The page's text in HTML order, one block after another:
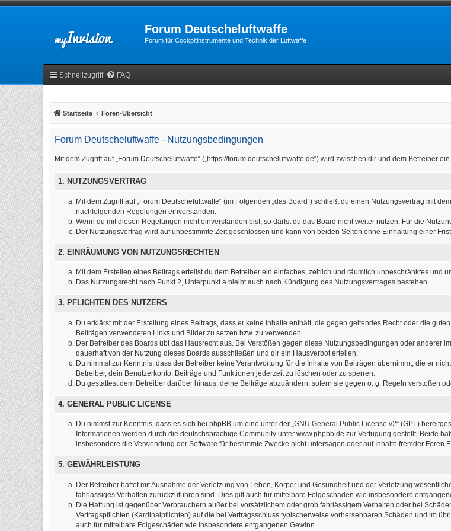
Forum Deutscheluftwaffe
Forum für Cockpitinstrumente und Technik der Luftwaffe
Schnellzugriff FAQ
Startseite Foren-Übersicht
Forum Deutscheluftwaffe - Nutzungsbedingungen
Mit dem Zugriff auf „Forum Deutscheluftwaffe“ („https://forum.deutscheluftwaffe.de“) wird zwischen dir und dem Betreiber
1. NUTZUNGSVERTRAG
Mit dem Zugriff auf „Forum Deutscheluftwaffe“ (im Folgenden „das Board“) schließt du einen Nutzungsvertrag mit
nachfolgenden Regelungen einverstanden.
Wenn du mit diesen Regelungen nicht einverstanden bist, so darfst du das Board nicht weiter nutzen. Für die
Der Nutzungsvertrag wird auf unbestimmte Zeit geschlossen und kann von beiden Seiten ohne Einhaltung einer
2. EINRÄUMUNG VON NUTZUNGSRECHTEN
Mit dem Erstellen eines Beitrags erteilst du dem Betreiber ein einfaches, zeitlich und räumlich unbeschränktes und
Das Nutzungsrecht nach Punkt 2, Unterpunkt a bleibt auch nach Kündigung des Nutzungsvertrages bestehen.
3. PFLICHTEN DES NUTZERS
Du erklärst mit der Erstellung eines Beitrags, dass er keine Inhalte enthält, die gegen geltendes Recht oder die
Beiträgen verwendeten Links und Bilder zu setzen bzw. zu verwenden.
Der Betreiber des Boards übt das Hausrecht aus. Bei Verstößen gegen diese Nutzungsbedingungen oder anderer
dauerhaft von der Nutzung dieses Boards ausschließen und dir ein Hausverbot erteilen.
Du nimmst zur Kenntnis, dass der Betreiber keine Verantwortung für die Inhalte von Beiträgen übernimmt, die er
Betreiber, dein Benutzerkonto, Beiträge und Funktionen jederzeit zu löschen oder zu sperren.
Du gestattest dem Betreiber darüber hinaus, deine Beiträge abzuändern, sofern sie gegen o. g. Regeln verstoßen
4. GENERAL PUBLIC LICENSE
Du nimmst zur Kenntnis, dass es sich bei phpBB um eine unter der „GNU General Public License v2“ (GPL)
Informationen werden durch die deutschsprachige Community unter www.phpbb.de zur Verfügung gestellt. Beide
insbesondere die Verwendung der Software für bestimmte Zwecke nicht untersagen oder auf Inhalte fremder Foren
5. GEWÄHRLEISTUNG
Der Betreiber haftet mit Ausnahme der Verletzung von Leben, Körper und Gesundheit und der Verletzung
fahrlässiges Verhalten zurückzuführen sind. Dies gilt auch für mittelbare Folgeschäden wie insbesondere
Die Haftung ist gegenüber Verbrauchern außer bei vorsätzlichem oder grob fahrlässigem Verhalten oder bei
Vertragspflichten (Kardinalpflichten) auf die bei Vertragsschluss typischerweise vorhersehbaren Schäden und im
auch für mittelbare Folgeschäden wie insbesondere entgangenen Gewinn.